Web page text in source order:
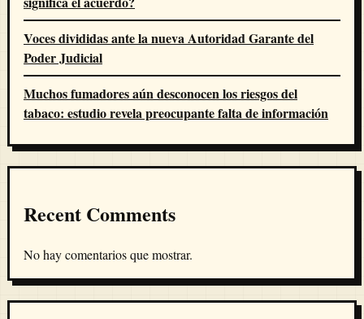
Voces divididas ante la nueva Autoridad Garante del
Poder Judicial
Muchos fumadores aún desconocen los riesgos del
tabaco: estudio revela preocupante falta de información
Recent Comments
No hay comentarios que mostrar.